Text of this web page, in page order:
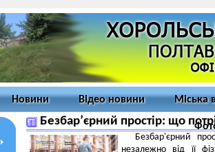
Новини Відео новини Міська
Безбар’єрний простір: що
Безбар'єрний
незалежно від її